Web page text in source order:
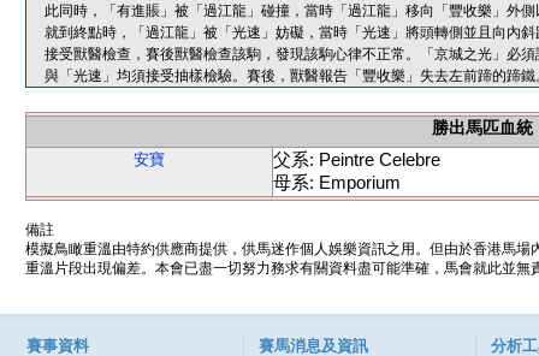
此同時，「有進賬」被「過江龍」碰撞，當時「過江龍」移向「豐收樂」外
就到終點時，「過江龍」被「光速」妨礙，當時「光速」將頭轉側並且向內
接受獸醫檢查，賽後獸醫檢查該駒，發現該駒心律不正常。「京城之光」必
與「光速」均須接受抽樣檢驗。賽後，獸醫報告「豐收樂」失去左前蹄的蹄鐵
勝出馬匹血統
安寶
父系: Peintre Celebre
母系: Emporium
備註
模擬鳥瞰重溫由特約供應商提供，供馬迷作個人娛樂資訊之用。但由於香港馬
重溫片段出現偏差。本會已盡一切努力務求有關資料盡可能準確，馬會就此並
賽事資料 賽馬消息及資訊 分析